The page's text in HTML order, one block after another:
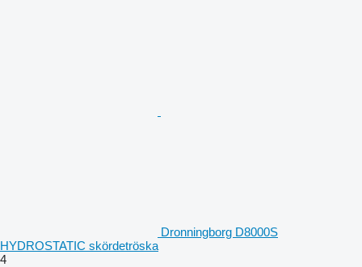
Dronningborg D8000S
HYDROSTATIC skördetröska
4